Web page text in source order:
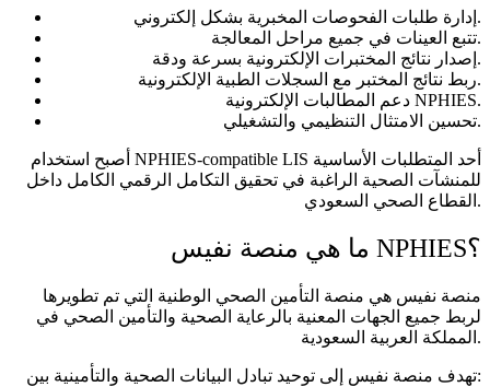
إدارة طلبات الفحوصات المخبرية بشكل إلكتروني.
تتبع العينات في جميع مراحل المعالجة.
إصدار نتائج المختبرات الإلكترونية بسرعة ودقة.
ربط نتائج المختبر مع السجلات الطبية الإلكترونية.
دعم المطالبات الإلكترونية NPHIES.
تحسين الامتثال التنظيمي والتشغيلي.
أصبح استخدام NPHIES-compatible LIS أحد المتطلبات الأساسية
للمنشآت الصحية الراغبة في تحقيق التكامل الرقمي الكامل داخل
القطاع الصحي السعودي.
ما هي منصة نفيس NPHIES؟
منصة نفيس هي منصة التأمين الصحي الوطنية التي تم تطويرها
لربط جميع الجهات المعنية بالرعاية الصحية والتأمين الصحي في
المملكة العربية السعودية.
تهدف منصة نفيس إلى توحيد تبادل البيانات الصحية والتأمينية بين: